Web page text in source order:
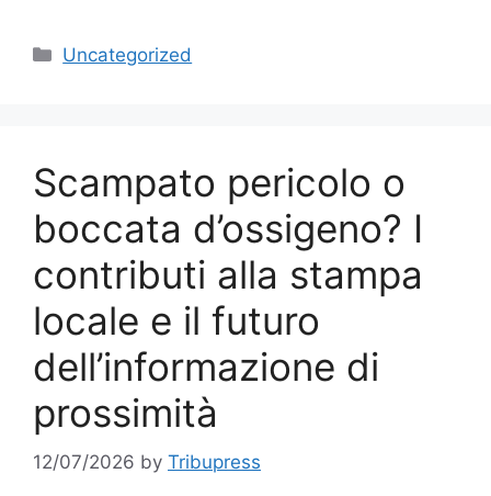
Categories
Uncategorized
Scampato pericolo o
boccata d’ossigeno? I
contributi alla stampa
locale e il futuro
dell’informazione di
prossimità
12/07/2026 by Tribupress